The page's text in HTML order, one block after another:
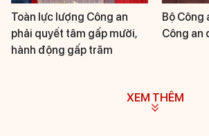
Toàn lực lượng Công an
phải quyết tâm gấp mười,
hành động gấp trăm
Bộ Công
Công an
XEM THÊM